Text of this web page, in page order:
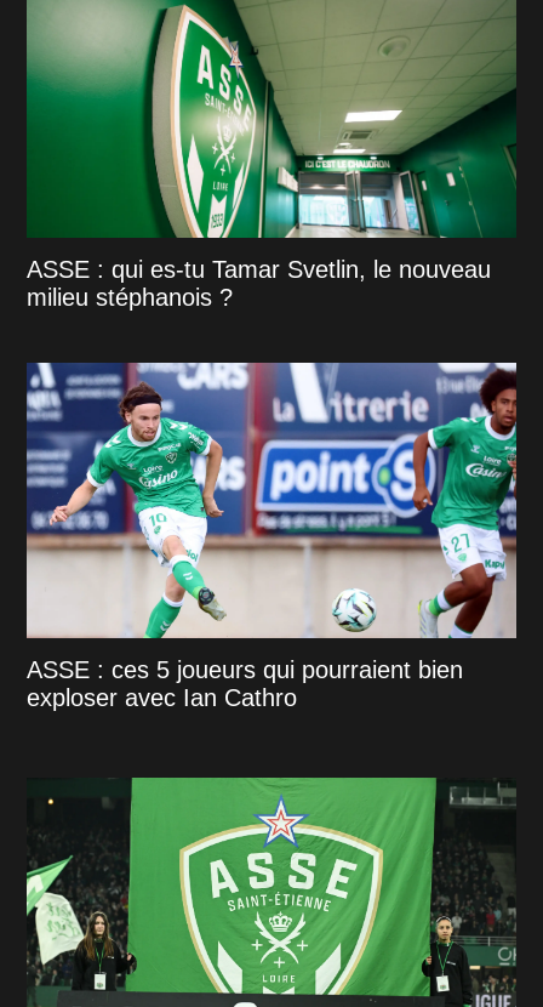
ASSE : qui es-tu Tamar Svetlin, le nouveau
milieu stéphanois ?
ASSE : ces 5 joueurs qui pourraient bien
exploser avec Ian Cathro